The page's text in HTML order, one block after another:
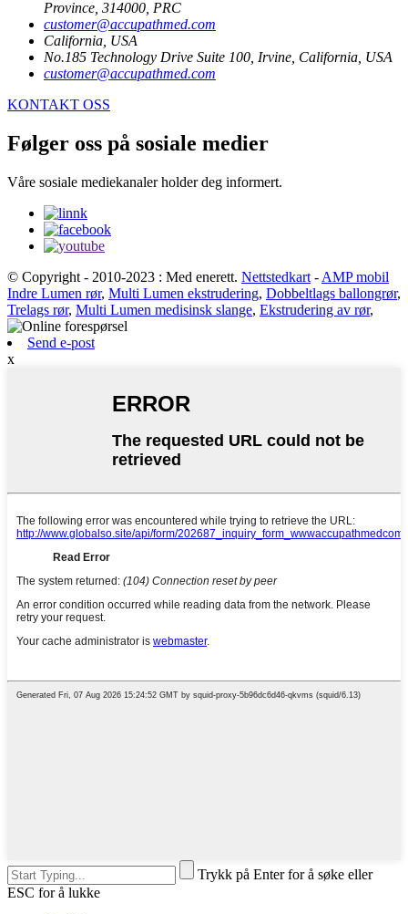
Province, 314000, PRC
customer@accupathmed.com
California, USA
No.185 Technology Drive Suite 100, Irvine, California, USA
customer@accupathmed.com
KONTAKT OSS
Følger oss på sosiale medier
Våre sosiale mediekanaler holder deg informert.
© Copyright - 2010-2023 : Med enerett. Nettstedkart - AMP mobil
Indre Lumen rør, Multi Lumen ekstrudering, Dobbeltlags ballongrør,
Trelags rør, Multi Lumen medisinsk slange, Ekstrudering av rør,
Send e-post
x
Trykk på Enter for å søke eller
ESC for å lukke